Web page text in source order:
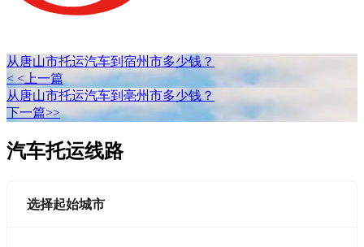
从唐山市托运汽车到宿州市多少钱？
< <上一篇
从唐山市托运汽车到亳州市多少钱？
下一篇>>
汽车托运线路
选择起始城市